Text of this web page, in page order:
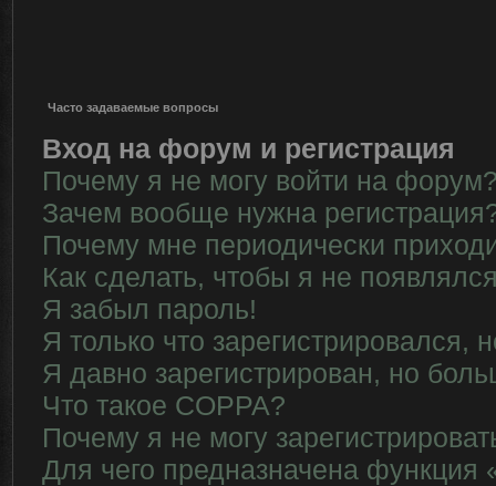
Часто задаваемые вопросы
Вход на форум и регистрация
Почему я не могу войти на
Зачем вообще нужна
Почему мне периодически
Как сделать, чтобы я не
Я забыл пароль!
Я только что зарегистрировался,
Я давно зарегистрирован, но
Что такое COPPA?
Почему я не могу
Для чего предназначена функция